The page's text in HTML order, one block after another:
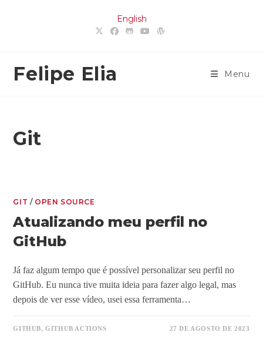
English
Felipe Elia Menu
Git
GIT / OPEN SOURCE
Atualizando meu perfil no
GitHub
Já faz algum tempo que é possível personalizar seu perfil no
GitHub. Eu nunca tive muita ideia para fazer algo legal, mas
depois de ver esse vídeo, usei essa ferramenta…
GITHUB,GITHUB ACTIONS 27 DE AGOSTO DE 2023